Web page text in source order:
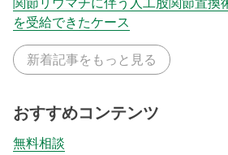
を受給できたケース
新着記事をもっと見る
おすすめコンテンツ
無料相談